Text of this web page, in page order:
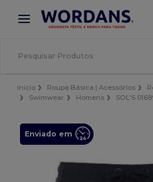
× App Wordans
Melhores preços na app!
Início Roupa Básica | Acessórios
Swimwear
Homens SOL'S
Enviado em